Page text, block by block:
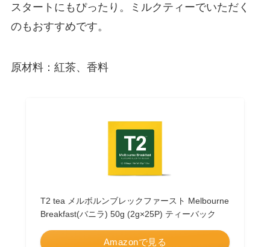
スタートにもぴったり。ミルクティーでいただく
のもおすすめです。
原材料：紅茶、香料
T2 tea メルボルンブレックファースト Melbourne
Breakfast(バニラ) 50g (2g×25P) ティーバック
Amazonで見る